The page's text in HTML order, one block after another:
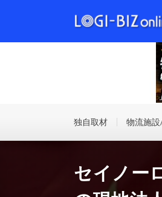
独自取材 物流施
セイノー